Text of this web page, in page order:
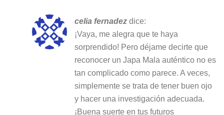
celia fernadez dice:
¡Vaya, me alegra que te haya
sorprendido! Pero déjame decirte que
reconocer un Japa Mala auténtico no es
tan complicado como parece. A veces,
simplemente se trata de tener buen ojo
y hacer una investigación adecuada.
¡Buena suerte en tus futuros